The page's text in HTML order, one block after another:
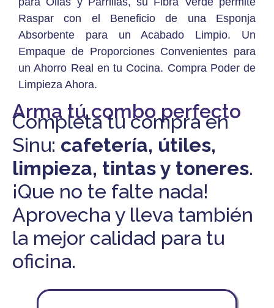
Raspar con el Beneficio de una Esponja
Absorbente para un Acabado Limpio. Un
Empaque de Proporciones Convenientes para
un Ahorro Real en tu Cocina. Compra Poder de
Limpieza Ahora.
Arma tú combo perfecto
Completa tu compra en
Sinu: cafetería, útiles,
limpieza, tintas y toneres.
¡Que no te falte nada!
Aprovecha y lleva también
la mejor calidad para tu
oficina.